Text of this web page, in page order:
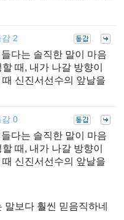
감 2
다는 솔직한 말이 마음
때, 내가 나갈 방향이
신진서선수의 앞날을
감 0
다는 솔직한 말이 마음
때, 내가 나갈 방향이
신진서선수의 앞날을
말보다 훨씬 믿음직하네